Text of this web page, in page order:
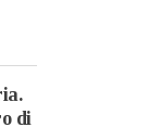
di